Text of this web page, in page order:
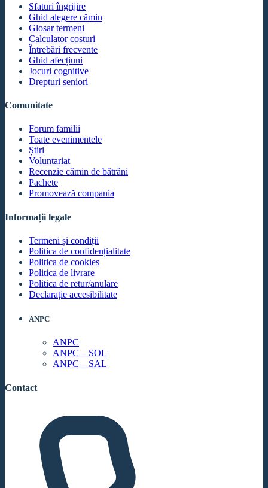
Sfaturi îngrijire
Ghid alegere cămin
Glosar termeni
Calculator costuri
Întrebări frecvente
Ghid afecțiuni
Jocuri cognitive
Drepturi seniori
Comunitate
Forum familii
Toate evenimentele
Știri
Voluntariat
Recenzie cămin de bătrâni
Pachete
Promovează compania
Informații legale
Termeni și condiții
Politica de confidențialitate
Politica de cookies
Politica de livrare
Politica de retur/anulare
Declarație accesibilitate
ANPC
ANPC
ANPC – SOL
ANPC – SAL
Contact